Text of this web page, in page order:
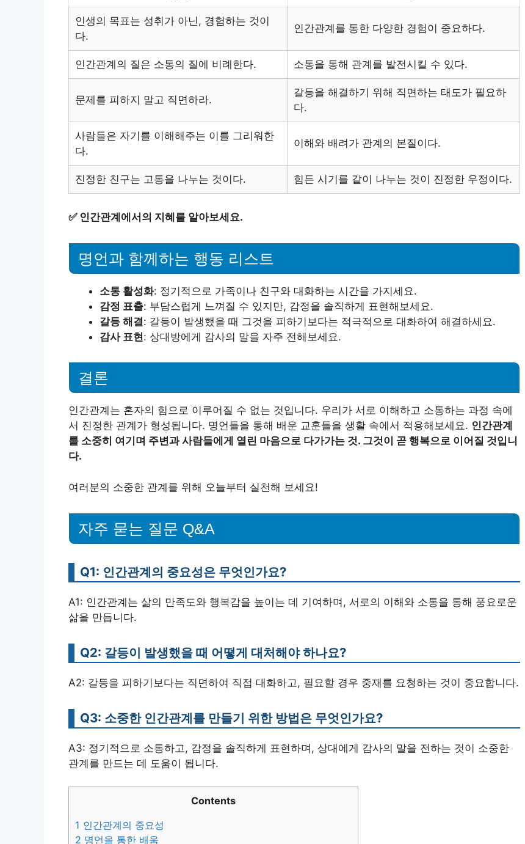
인생의 목표는 성취가 아닌, 경험하는 것이
다.
인간관계를 통한 다양한 경험이 중요하다.
인간관계의 질은 소통의 질에 비례한다. 소통을 통해 관계를 발전시킬 수 있다.
문제를 피하지 말고 직면하라.
갈등을 해결하기 위해 직면하는 태도가 필요하
다.
사람들은 자기를 이해해주는 이를 그리워한
다.
이해와 배려가 관계의 본질이다.
진정한 친구는 고통을 나누는 것이다. 힘든 시기를 같이 나누는 것이 진정한 우정이다.
✅ 인간관계에서의 지혜를 알아보세요.
명언과 함께하는 행동 리스트
소통 활성화: 정기적으로 가족이나 친구와 대화하는 시간을 가지세요.
감정 표출: 부담스럽게 느껴질 수 있지만, 감정을 솔직하게 표현해보세요.
갈등 해결: 갈등이 발생했을 때 그것을 피하기보다는 적극적으로 대화하여 해결하세요.
감사 표현: 상대방에게 감사의 말을 자주 전해보세요.
결론
인간관계는 혼자의 힘으로 이루어질 수 없는 것입니다. 우리가 서로 이해하고 소통하는 과정 속에
서 진정한 관계가 형성됩니다. 명언들을 통해 배운 교훈들을 생활 속에서 적용해보세요. 인간관계
를 소중히 여기며 주변과 사람들에게 열린 마음으로 다가가는 것. 그것이 곧 행복으로 이어질 것입니
다.
여러분의 소중한 관계를 위해 오늘부터 실천해 보세요!
자주 묻는 질문 Q&A
Q1: 인간관계의 중요성은 무엇인가요?
A1: 인간관계는 삶의 만족도와 행복감을 높이는 데 기여하며, 서로의 이해와 소통을 통해 풍요로운
삶을 만듭니다.
Q2: 갈등이 발생했을 때 어떻게 대처해야 하나요?
A2: 갈등을 피하기보다는 직면하여 직접 대화하고, 필요할 경우 중재를 요청하는 것이 중요합니다.
Q3: 소중한 인간관계를 만들기 위한 방법은 무엇인가요?
A3: 정기적으로 소통하고, 감정을 솔직하게 표현하며, 상대에게 감사의 말을 전하는 것이 소중한
관계를 만드는 데 도움이 됩니다.
Contents
1 인간관계의 중요성
2 명언을 통한 배움